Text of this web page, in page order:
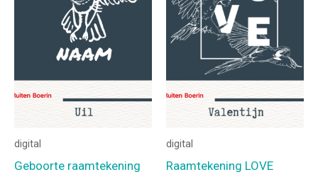
digital
Geboorte raamtekening
digital
Raamtekening LOVE